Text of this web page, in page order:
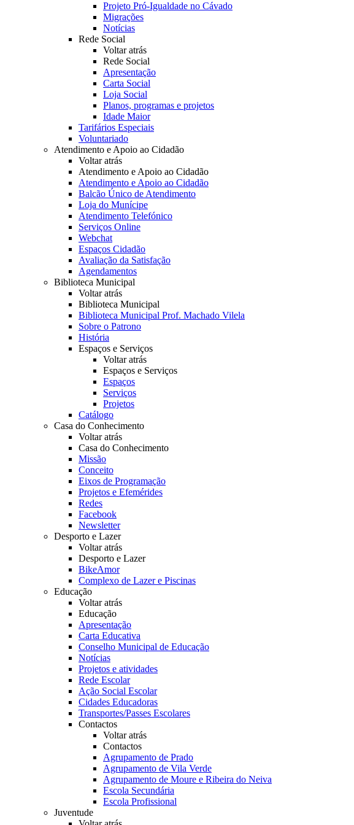
Projeto Pró-Igualdade no Cávado
Migrações
Notícias
Rede Social
Voltar atrás
Rede Social
Apresentação
Carta Social
Loja Social
Planos, programas e projetos
Idade Maior
Tarifários Especiais
Voluntariado
Atendimento e Apoio ao Cidadão
Voltar atrás
Atendimento e Apoio ao Cidadão
Atendimento e Apoio ao Cidadão
Balcão Único de Atendimento
Loja do Munícipe
Atendimento Telefónico
Serviços Online
Webchat
Espaços Cidadão
Avaliação da Satisfação
Agendamentos
Biblioteca Municipal
Voltar atrás
Biblioteca Municipal
Biblioteca Municipal Prof. Machado Vilela
Sobre o Patrono
História
Espaços e Serviços
Voltar atrás
Espaços e Serviços
Espaços
Serviços
Projetos
Catálogo
Casa do Conhecimento
Voltar atrás
Casa do Conhecimento
Missão
Conceito
Eixos de Programação
Projetos e Efemérides
Redes
Facebook
Newsletter
Desporto e Lazer
Voltar atrás
Desporto e Lazer
BikeAmor
Complexo de Lazer e Piscinas
Educação
Voltar atrás
Educação
Apresentação
Carta Educativa
Conselho Municipal de Educação
Notícias
Projetos e atividades
Rede Escolar
Ação Social Escolar
Cidades Educadoras
Transportes/Passes Escolares
Contactos
Voltar atrás
Contactos
Agrupamento de Prado
Agrupamento de Vila Verde
Agrupamento de Moure e Ribeira do Neiva
Escola Secundária
Escola Profissional
Juventude